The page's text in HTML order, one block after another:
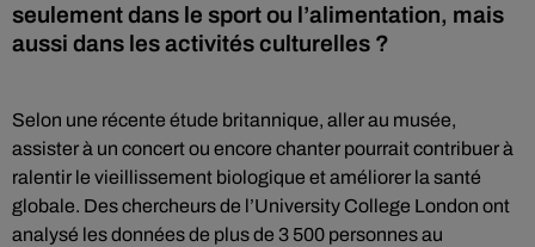
seulement dans le sport ou l’alimentation, mais
aussi dans les activités culturelles ?
Selon une récente étude britannique, aller au musée,
assister à un concert ou encore chanter pourrait contribuer à
ralentir le vieillissement biologique et améliorer la santé
globale. Des chercheurs de l’University College London ont
analysé les données de plus de 3 500 personnes au